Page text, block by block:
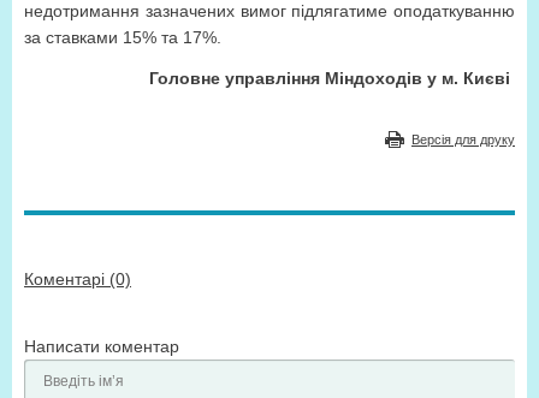
недотримання зазначених вимог підлягатиме оподаткуванню
за ставками 15% та 17%.
Головне управління Міндоходів у м. Києві
Версія для друку
Коментарі (0)
Написати коментар